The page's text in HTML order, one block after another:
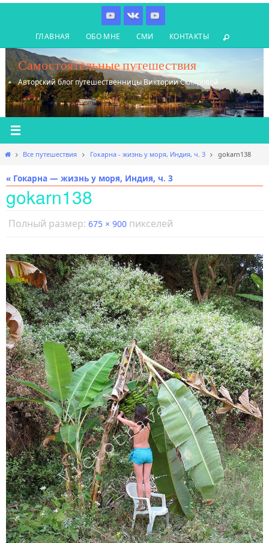
содержимому
ГЛАВНАЯ ОБО МНЕ СМИ КОНТАКТЫ
Самостоятельные путешествия
Авторский блог путешественницы Виктории Скляровой
Главная
Все путешествия Гокарна - жизнь у моря, Индия, ч. 3 gokarn138
« Гокарна — жизнь у моря, Индия, ч. 3
gokarn138
Полный размер: 675 × 900 пикселей